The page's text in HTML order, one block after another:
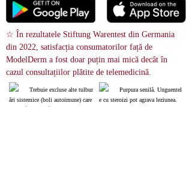
☆ În rezultatele Stiftung Warentest din Germania
din 2022, satisfacția consumatorilor față de
ModelDerm a fost doar puțin mai mică decât în ​​
cazul consultațiilor plătite de telemedicină.
Trebuie excluse alte tulbur
ări sistemice (boli autoimune) care
implică vasculită.
Purpura senilă. Unguentel
e cu steroizi pot agrava leziunea.